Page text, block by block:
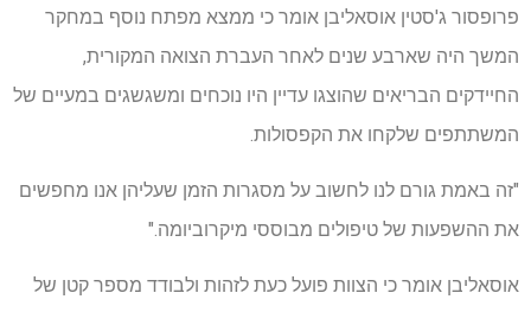
פרופסור ג'סטין אוסאליבן אומר כי ממצא מפתח נוסף במחקר
המשך היה שארבע שנים לאחר העברת הצואה המקורית,
החיידקים הבריאים שהוצגו עדיין היו נוכחים ומשגשגים במעיים של
המשתתפים שלקחו את הקפסולות.
"זה באמת גורם לנו לחשוב על מסגרות הזמן שעליהן אנו מחפשים
את ההשפעות של טיפולים מבוססי מיקרוביומה."
אוסאליבן אומר כי הצוות פועל כעת לזהות ולבודד מספר קטן של